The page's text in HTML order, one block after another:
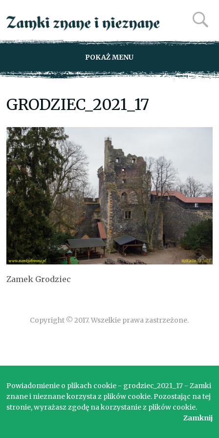
POKAŻ MENU
GRODZIEC_2021_17
Zamek Grodziec
Copyright © 2017. Wszelkie prawa zastrzeżone.
Powiadomienie o plikach cookie - grodziec_2021_17 - Zamki
znane i nieznane korzysta z plików cookie. Pozostając na tej
stronie, wyrażasz zgodę na korzystanie z plików cookie.
Zamknij